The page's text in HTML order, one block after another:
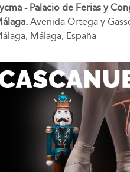
- Palacio de Ferias y
Avenida Ortega y
Málaga, España